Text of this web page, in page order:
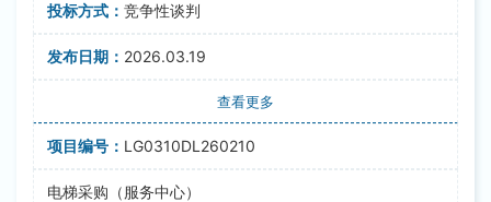
竞争性谈判
2026.03.19
查看更多
LG0310DL260210
电梯采购（服务中心）